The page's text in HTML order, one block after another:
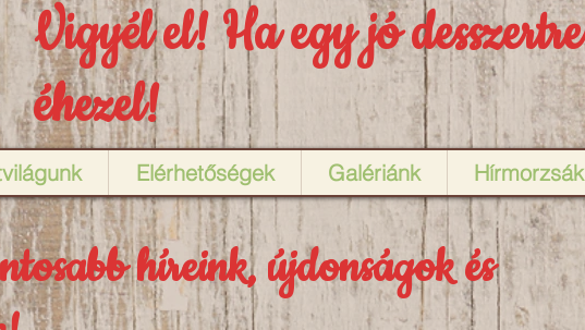
Vigyél el! Ha egy jó desszertre
éhezel!
Elérhetőségek Galériánk Hírmorzsák
híreink, újdonságok és